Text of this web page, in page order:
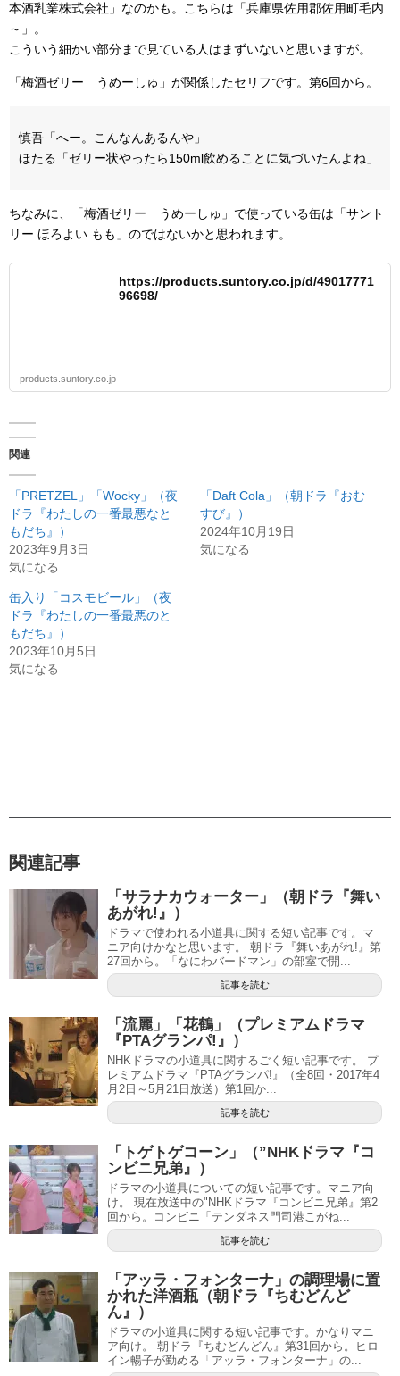
本酒乳業株式会社」なのかも。こちらは「兵庫県佐用郡佐用町毛内
～」。
こういう細かい部分まで見ている人はまずいないと思いますが。
「梅酒ゼリー うめーしゅ」が関係したセリフです。第6回から。
慎吾「へー。こんなんあるんや」
ほたる「ゼリー状やったら150ml飲めることに気づいたんよね」
ちなみに、「梅酒ゼリー うめーしゅ」で使っている缶は「サント
リー ほろよい もも」のではないかと思われます。
https://products.suntory.co.jp/d/49017771
96698/
products.suntory.co.jp
関連
「PRETZEL」「Wocky」（夜
ドラ『わたしの一番最悪なと
もだち』）
2023年9月3日
気になる
「Daft Cola」（朝ドラ『おむ
すび』）
2024年10月19日
気になる
缶入り「コスモビール」（夜
ドラ『わたしの一番最悪のと
もだち』）
2023年10月5日
気になる
関連記事
「サラナカウォーター」（朝ドラ『舞い
あがれ!』）
ドラマで使われる小道具に関する短い記事です。マ
ニア向けかなと思います。 朝ドラ『舞いあがれ!』第
27回から。「なにわバードマン」の部室で開...
記事を読む
「流麗」「花鶴」（プレミアムドラマ
『PTAグランパ!』）
NHKドラマの小道具に関するごく短い記事です。 プ
レミアムドラマ『PTAグランパ!』（全8回・2017年4
月2日～5月21日放送）第1回か...
記事を読む
「トゲトゲコーン」（”NHKドラマ『コ
ンビニ兄弟』）
ドラマの小道具についての短い記事です。マニア向
け。 現在放送中の"NHKドラマ『コンビニ兄弟』第2
回から。コンビニ「テンダネス門司港こがね...
記事を読む
「アッラ・フォンターナ」の調理場に置
かれた洋酒瓶（朝ドラ『ちむどんど
ん』）
ドラマの小道具に関する短い記事です。かなりマニ
ア向け。 朝ドラ『ちむどんどん』第31回から。ヒロ
イン暢子が勤める「アッラ・フォンターナ」の...